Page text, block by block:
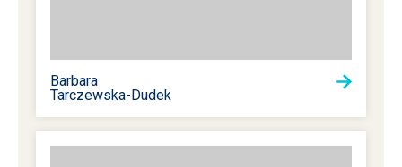
Barbara
Tarczewska-Dudek